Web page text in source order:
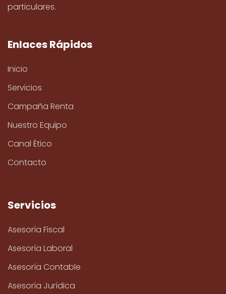
particulares.
Enlaces Rápidos
Inicio
Servicios
Campaña Renta
Nuestro Equipo
Canal Ético
Contacto
Servicios
Asesoría Fiscal
Asesoría Laboral
Asesoría Contable
Asesoría Jurídica